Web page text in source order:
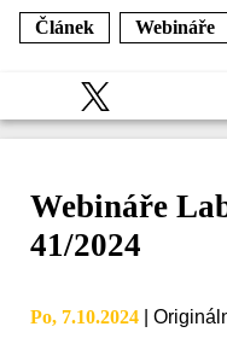
Článek Webináře
Webináře
41/2024
Po, 7.10.2024